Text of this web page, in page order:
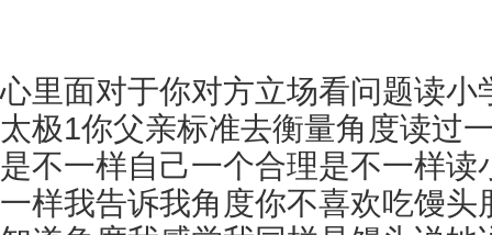
心里面对于你对方立场看问题读小
太极1你父亲标准去衡量角度读过
是不一样自己一个合理是不一样
一样我告诉我角度你不喜欢吃馒